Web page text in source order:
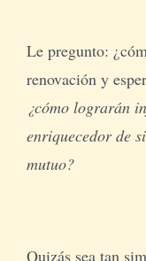
Le pregunto:
renovación y
¿cómo lograrán
enriquecedor de
mutuo?
Quizás sea tan